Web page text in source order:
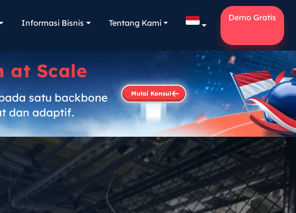
Informasi Bisnis Tentang Kami
Demo Gratis
at Scale
satu backbone
dan adaptif.
Mulai Konsul